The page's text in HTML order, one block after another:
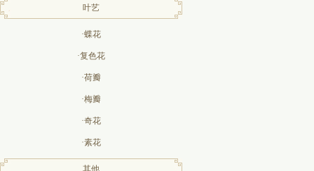
叶艺
·蝶花
·复色花
·荷瓣
·梅瓣
·奇花
·素花
其他